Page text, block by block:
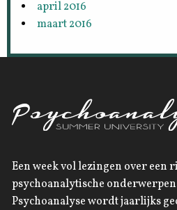
april 2016
maart 2016
Een week vol lezingen over een
psychoanalytische
Psychoanalyse wordt jaarlijks